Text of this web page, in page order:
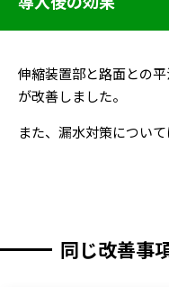
伸縮装置部と路面との
が改善しました。
また、漏水対策について
同じ改善事